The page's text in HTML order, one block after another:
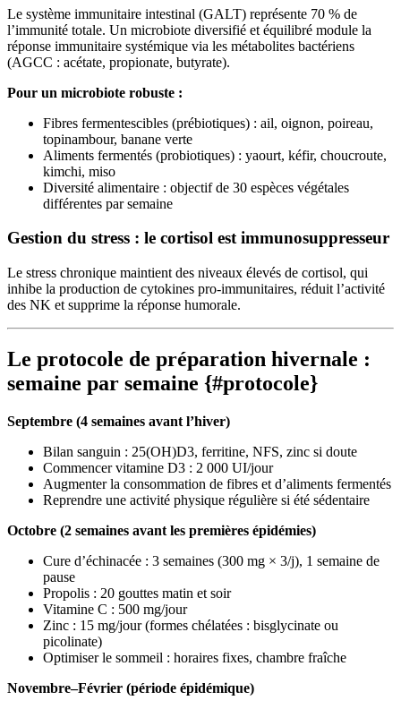
Le système immunitaire intestinal (GALT) représente 70 % de
l’immunité totale. Un microbiote diversifié et équilibré module la
réponse immunitaire systémique via les métabolites bactériens
(AGCC : acétate, propionate, butyrate).
Pour un microbiote robuste :
Fibres fermentescibles (prébiotiques) : ail, oignon, poireau,
topinambour, banane verte
Aliments fermentés (probiotiques) : yaourt, kéfir, choucroute,
kimchi, miso
Diversité alimentaire : objectif de 30 espèces végétales
différentes par semaine
Gestion du stress : le cortisol est immunosuppresseur
Le stress chronique maintient des niveaux élevés de cortisol, qui
inhibe la production de cytokines pro-immunitaires, réduit l’activité
des NK et supprime la réponse humorale.
Le protocole de préparation hivernale :
semaine par semaine {#protocole}
Septembre (4 semaines avant l’hiver)
Bilan sanguin : 25(OH)D3, ferritine, NFS, zinc si doute
Commencer vitamine D3 : 2 000 UI/jour
Augmenter la consommation de fibres et d’aliments fermentés
Reprendre une activité physique régulière si été sédentaire
Octobre (2 semaines avant les premières épidémies)
Cure d’échinacée : 3 semaines (300 mg × 3/j), 1 semaine de
pause
Propolis : 20 gouttes matin et soir
Vitamine C : 500 mg/jour
Zinc : 15 mg/jour (formes chélatées : bisglycinate ou
picolinate)
Optimiser le sommeil : horaires fixes, chambre fraîche
Novembre–Février (période épidémique)